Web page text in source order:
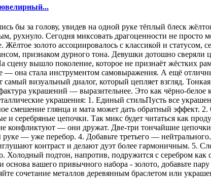
бы за голову, увидев на одной руке тёплый блеск
рухнуло. Сегодня миксовать драгоценности не
Жёлтое золото ассоциировалось с классикой и
признаком дурного тона. Девушки дотошно
сцену вышло поколение, которое не признаёт жёстких
— она стала инструментом самовыражения. А ещё
самый визуальный диалог, который цепляет взгляд.
украшений — выразительнее. Это как чёрно-
украшения: 1. Единый стильПусть все
смешение глянца и мата может дать обратный эффект.
и серебряные цепочки. Так микс будет читаться как
конфликтуют — они дружат. Две-три тончайшие
руке — уже перебор. 4. Добавьте третьего —
контраст и делают дуэт более гармоничным. 5.
Холодный подтон, напротив, подружится с серебром как
основа вашего привычного набора - золото, добавьте
сочетание металлов деревянным браслетом или